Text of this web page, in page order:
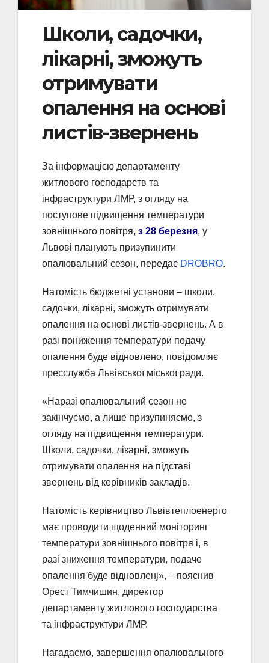
Школи, садочки,
лікарні, зможуть
отримувати
опалення на основі
листів-звернень
За інформацією департаменту
житлового господарств та
інфраструктури ЛМР, з огляду на
поступове підвищення температури
зовнішнього повітря, з 28 березня, у
Львові планують призупинити
опалювальний сезон, передає DROBRO.
Натомість бюджетні установи – школи,
садочки, лікарні, зможуть отримувати
опалення на основі листів-звернень. А в
разі пониження температури подачу
опалення буде відновлено, повідомляє
пресслужба Львівської міської ради.
«Наразі опалювальний сезон не
закінчуємо, а лише призупиняємо, з
огляду на підвищення температури.
Школи, садочки, лікарні, зможуть
отримувати опалення на підставі
звернень від керівників закладів.
Натомість керівництво Львівтеплоенерго
має проводити щоденний моніторинг
температури зовнішнього повітря і, в
разі зниження температури, подачe
опалення буде відновленj», – пояснив
Орест Тимчишин, директор
департаменту житлового господарства
та інфраструктури ЛМР.
Нагадаємо, завершення опалювального